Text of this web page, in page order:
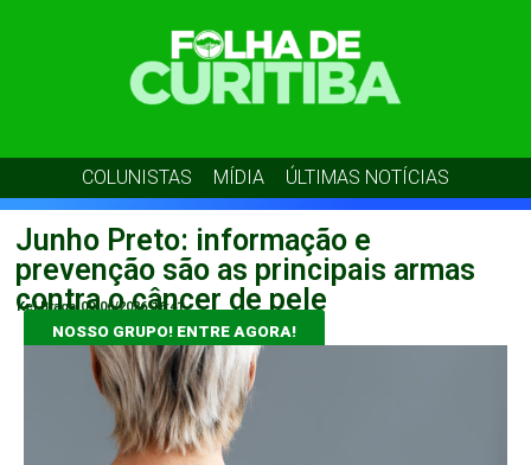
COLUNISTAS MÍDIA ÚLTIMAS NOTÍCIAS
Junho Preto: informação e
prevenção são as principais armas
contra o câncer de pele
Kel Braga 09/06/2026 16:41
NOSSO GRUPO! ENTRE AGORA!